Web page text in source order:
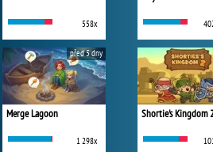
558x
Merge Lagoon
1 298x
před 5 dny
Shortie's Kingdom